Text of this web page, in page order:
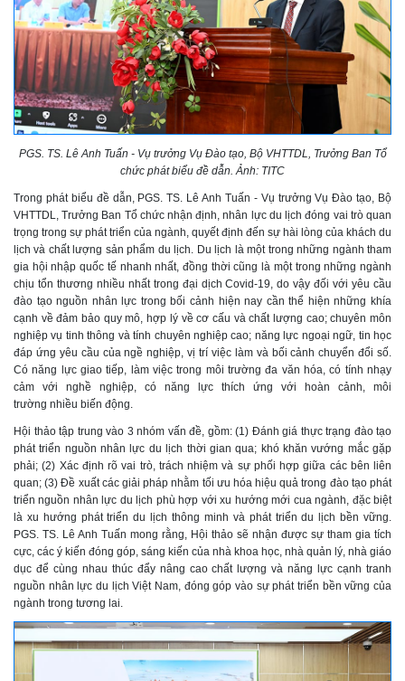
PGS. TS. Lê Anh Tuấn - Vụ trưởng Vụ Đào tạo, Bộ VHTTDL, Trưởng Ban Tổ
chức phát biểu đề dẫn. Ảnh: TITC
Trong phát biểu đề dẫn, PGS. TS. Lê Anh Tuấn - Vụ trưởng Vụ Đào tạo, Bộ
VHTTDL, Trưởng Ban Tổ chức nhận định, nhân lực du lịch đóng vai trò quan
trọng trong sự phát triển của ngành, quyết định đến sự hài lòng của khách du
lịch và chất lượng sản phẩm du lịch. Du lịch là một trong những ngành tham
gia hội nhập quốc tế nhanh nhất, đồng thời cũng là một trong những ngành
chịu tổn thương nhiều nhất trong đại dịch Covid-19, do vậy đối với yêu cầu
đào tạo nguồn nhân lực trong bối cảnh hiện nay cần thể hiện những khía
cạnh về đảm bảo quy mô, hợp lý về cơ cấu và chất lượng cao; chuyên môn
nghiệp vụ tinh thông và tính chuyên nghiệp cao; năng lực ngoại ngữ, tin học
đáp ứng yêu cầu của ngề nghiệp, vị trí việc làm và bối cảnh chuyển đổi số.
Có năng lực giao tiếp, làm việc trong môi trường đa văn hóa, có tính nhạy
cảm với nghề nghiệp, có năng lực thích ứng với hoàn cảnh, môi
trường nhiều biến động.
Hội thảo tập trung vào 3 nhóm vấn đề, gồm: (1) Đánh giá thực trạng đào tạo
phát triển nguồn nhân lực du lịch thời gian qua; khó khăn vướng mắc gặp
phải; (2) Xác định rõ vai trò, trách nhiệm và sự phối hợp giữa các bên liên
quan; (3) Đề xuất các giải pháp nhằm tối ưu hóa hiệu quả trong đào tạo phát
triển nguồn nhân lực du lịch phù hợp với xu hướng mới cua ngành, đặc biệt
là xu hướng phát triển du lịch thông minh và phát triển du lịch bền vững.
PGS. TS. Lê Anh Tuấn mong rằng, Hội thảo sẽ nhận được sự tham gia tích
cực, các ý kiến đóng góp, sáng kiến của nhà khoa học, nhà quản lý, nhà giáo
dục để cùng nhau thúc đẩy nâng cao chất lượng và năng lực cạnh tranh
nguồn nhân lực du lịch Việt Nam, đóng góp vào sự phát triển bền vững của
ngành trong tương lai.